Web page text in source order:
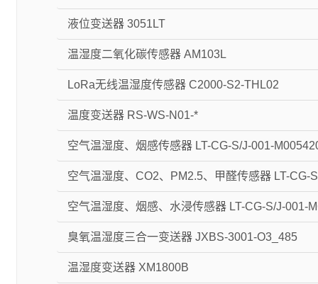
液位变送器 3051LT
温湿度二氧化碳传感器 AM103L
LoRa无线温湿度传感器 C2000-S2-THL02
温度变送器 RS-WS-N01-*
空气温湿度、烟感传感器 LT-CG-S/J-001-
空气温湿度、CO2、PM2.5、甲醛传感器 LT-CG-
空气温湿度、烟感、水浸传感器 LT-CG-S/J-001-
臭氧温湿度三合一变送器 JXBS-3001-O3_485
温湿度变送器 XM1800B